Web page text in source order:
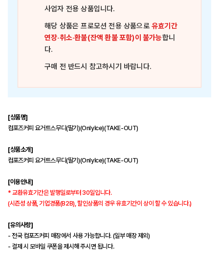
사업자 전용 상품입니다.
해당 상품은프로모션 전용 상품으로유효기간
연장·취소·환불(잔액 환불 포함)이 불가능합니
다.
구매 전 반드시 참고하시기 바랍니다.
[상품명]
컴포즈커피 요거트스무디(딸기)(OnlyIce)(TAKE-OUT)
[상품소개]
컴포즈커피 요거트스무디(딸기)(OnlyIce)(TAKE-OUT)
[이용안내]
* 교환유효기간은 발행일로부터 30일입니다.
(시즌성 상품, 기업경품(B2B), 할인상품의 경우 유효기간이 상이 할 수 있습니다.)
[유의사항]
- 전국 컴포즈커피 매장에서 사용 가능합니다. (일부 매장 제외)
- 결제 시 모바일 쿠폰을 제시해 주시면 됩니다.